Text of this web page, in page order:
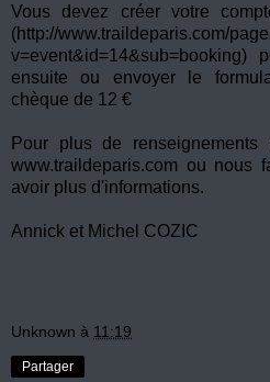
Vous devez créer votre
(http://www.traildeparis.com/
v=event&id=14&sub=booking)
ensuite ou envoyer le
chèque de 12 €
Pour plus de
www.traildeparis.com ou nous
avoir plus d'informations.
Annick et Michel COZIC
Unknown à 11:19
Partager